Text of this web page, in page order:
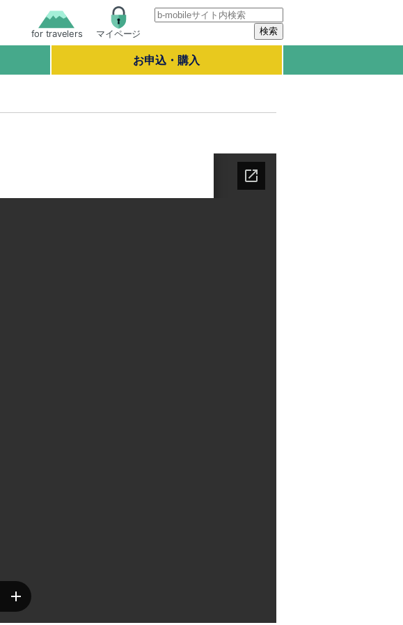
for travelers マイページ
お申込・購入